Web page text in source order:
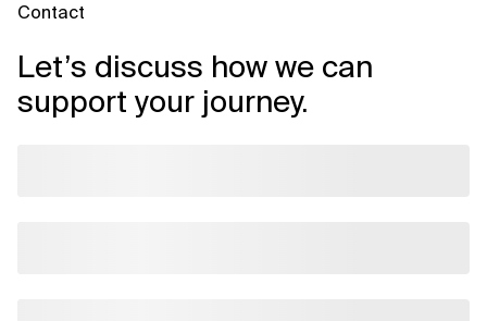
Contact
Let’s discuss how we can
support your journey.